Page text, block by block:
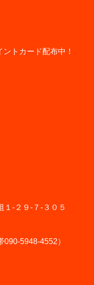
トカード配布中！
-２９-７-３０５
5948-4552）